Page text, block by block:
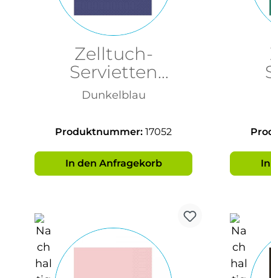
Zelltuch-
Servietten
33x33cm, 3-lagig,
Dunkelblau
Produktnummer: 17052
In den Anfragekorb